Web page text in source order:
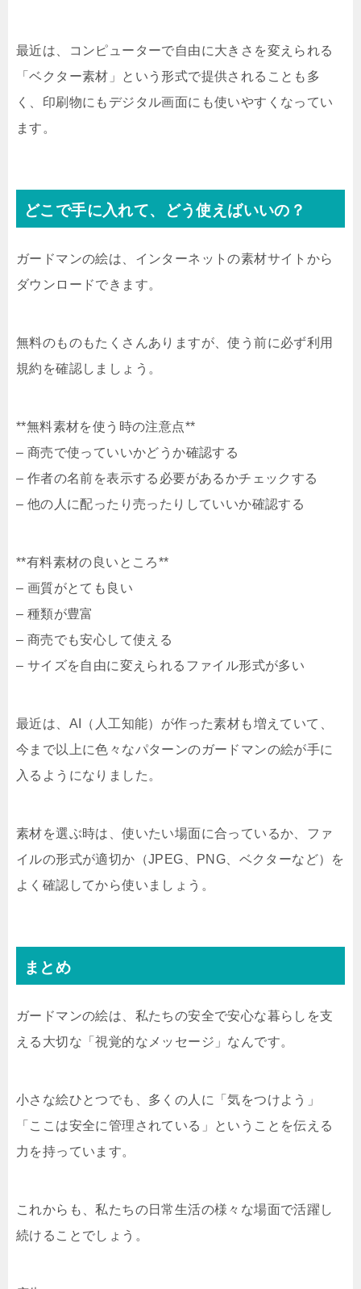
最近は、コンピューターで自由に大きさを変えられる
「ベクター素材」という形式で提供されることも多
く、印刷物にもデジタル画面にも使いやすくなってい
ます。
どこで手に入れて、どう使えばいいの？
ガードマンの絵は、インターネットの素材サイトから
ダウンロードできます。
無料のものもたくさんありますが、使う前に必ず利用
規約を確認しましょう。
**無料素材を使う時の注意点**
– 商売で使っていいかどうか確認する
– 作者の名前を表示する必要があるかチェックする
– 他の人に配ったり売ったりしていいか確認する
**有料素材の良いところ**
– 画質がとても良い
– 種類が豊富
– 商売でも安心して使える
– サイズを自由に変えられるファイル形式が多い
最近は、AI（人工知能）が作った素材も増えていて、
今まで以上に色々なパターンのガードマンの絵が手に
入るようになりました。
素材を選ぶ時は、使いたい場面に合っているか、ファ
イルの形式が適切か（JPEG、PNG、ベクターなど）を
よく確認してから使いましょう。
まとめ
ガードマンの絵は、私たちの安全で安心な暮らしを支
える大切な「視覚的なメッセージ」なんです。
小さな絵ひとつでも、多くの人に「気をつけよう」
「ここは安全に管理されている」ということを伝える
力を持っています。
これからも、私たちの日常生活の様々な場面で活躍し
続けることでしょう。